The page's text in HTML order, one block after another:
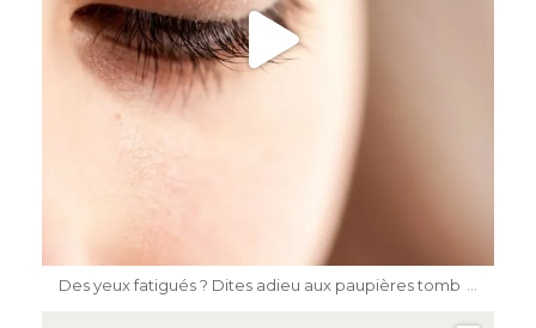
Des yeux fatigués ? Dites adieu aux paupières tomb ...